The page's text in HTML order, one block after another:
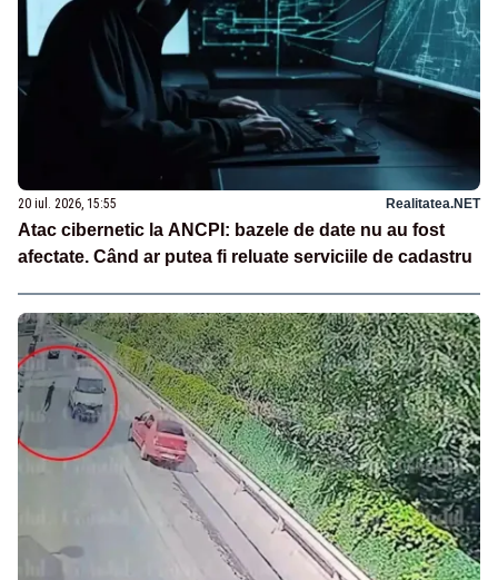
20 iul. 2026, 15:55 Realitatea.NET
Atac cibernetic la ANCPI: bazele de date nu au fost
afectate. Când ar putea fi reluate serviciile de cadastru